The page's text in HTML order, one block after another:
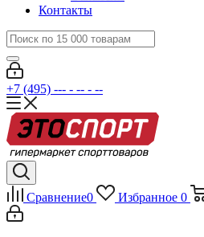
Контакты
+7 (495) --- - -- - --
Сравнение0 Избранное 0